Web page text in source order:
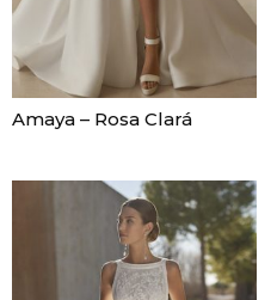
Amaya – Rosa Clará